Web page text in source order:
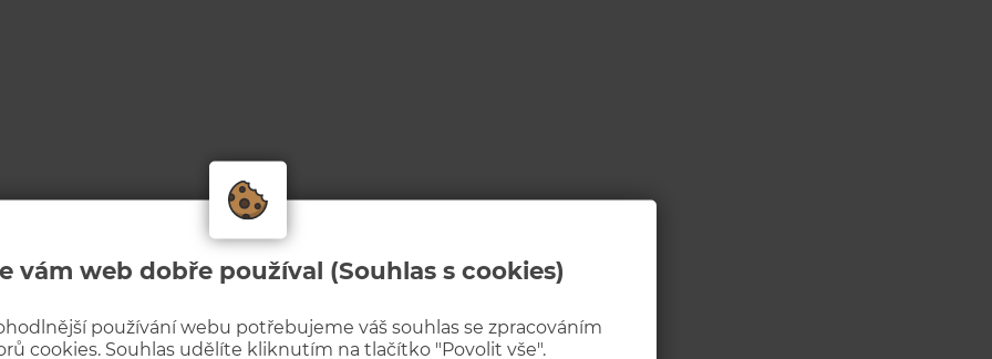
vám web dobře používal (Souhlas s cookies)
používání webu potřebujeme váš souhlas se zpracováním
cookies. Souhlas udělíte kliknutím na tlačítko "Povolit vše".